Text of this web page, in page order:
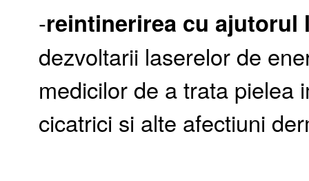
-reintinerirea cu ajutorul
dezvoltarii laserelor de
medicilor de a trata pielea
cicatrici si alte afectiuni